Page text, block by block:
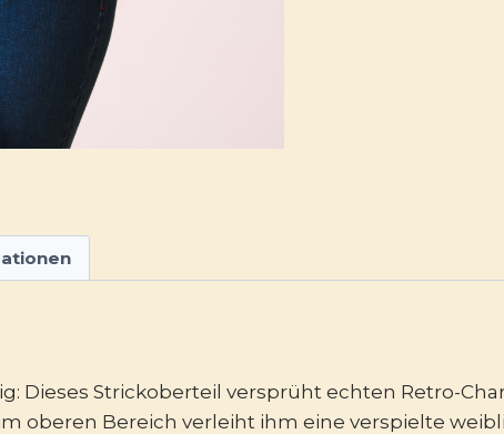
Dieses Strickoberteil versprüht echten Retro-
oberen Bereich verleiht ihm eine verspielte